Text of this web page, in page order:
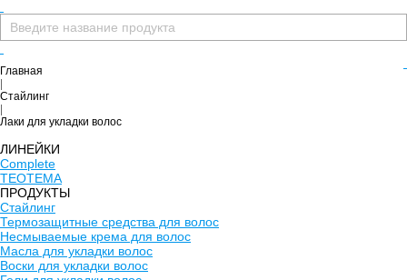
Главная
Стайлинг
Лаки для укладки волос
ЛИНЕЙКИ
Complete
TEOTEMA
ПРОДУКТЫ
Стайлинг
Термозащитные средства для волос
Несмываемые крема для волос
Масла для укладки волос
Воски для укладки волос